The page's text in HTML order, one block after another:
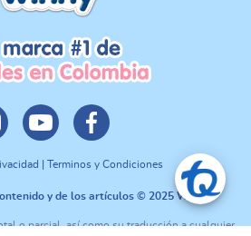
| Terminos y Condiciones
y de los artículos © 2025 Winny
o parcial, así como su traducción a cualquier